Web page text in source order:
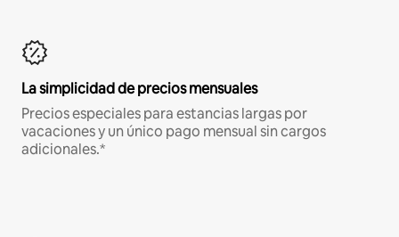
La simplicidad de precios mensuales
Precios especiales para estancias largas por
vacaciones y un único pago mensual sin cargos
adicionales.*